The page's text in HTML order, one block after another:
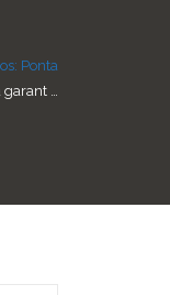
Ponta
…